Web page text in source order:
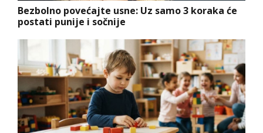
Bezbolno povećajte usne: Uz samo 3 koraka će
postati punije i sočnije